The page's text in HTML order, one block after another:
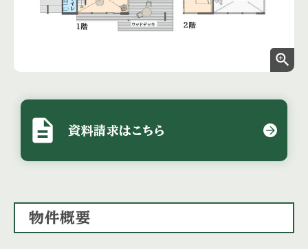
zoom_in
description 資料請求はこちら
物件概要